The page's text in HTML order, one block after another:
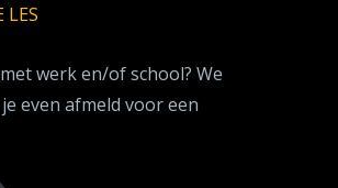
LES
werk en/of school? We
even afmeld voor een